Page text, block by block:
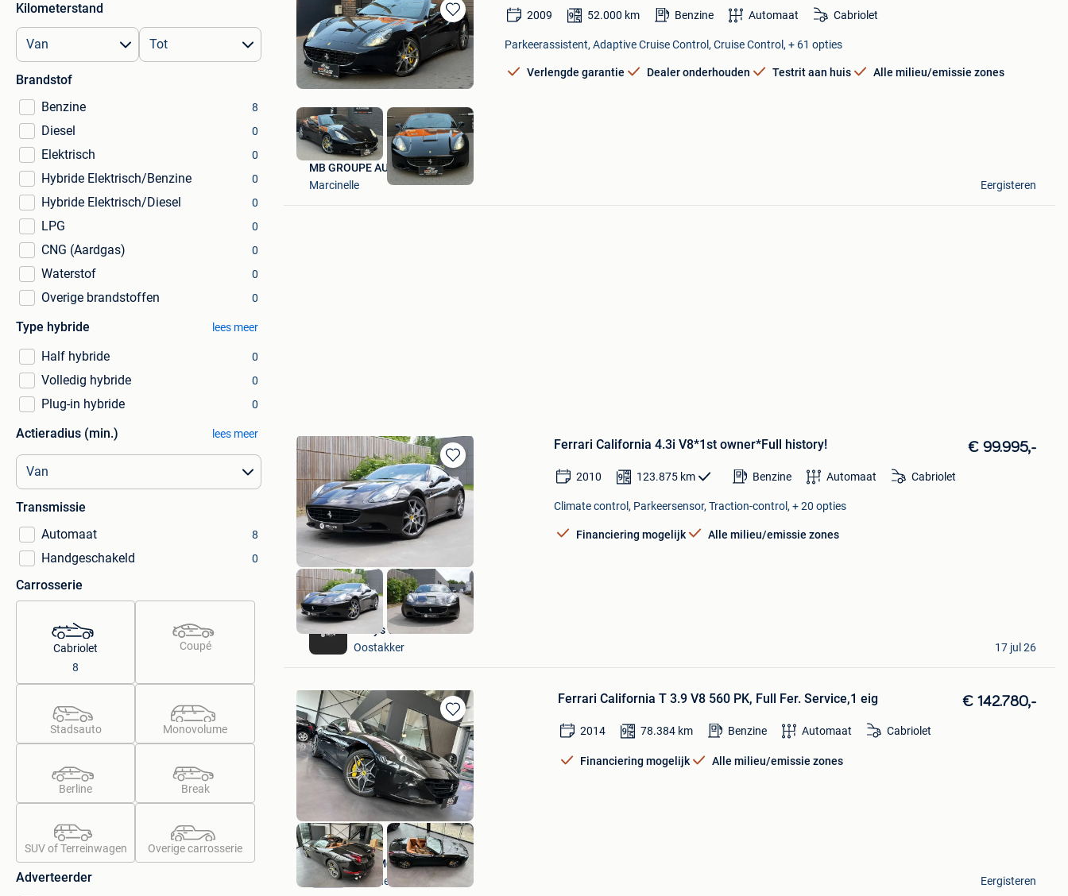
Kilometerstand
Brandstof
Benzine
8
Diesel 0
Elektrisch 0
Hybride Elektrisch/Benzine 0
Hybride Elektrisch/Diesel 0
LPG 0
CNG (Aardgas) 0
Waterstof 0
Overige brandstoffen 0
Type hybride lees meer
Half hybride 0
Volledig hybride 0
Plug-in hybride 0
Actieradius (min.) lees meer
Transmissie
Automaat
8
Handgeschakeld 0
Carrosserie
Cabriolet
8
Coupé
Stadsauto Monovolume
Berline Break
SUV of Terreinwagen Overige carrosserie
Adverteerder
Bewaren
Mijn
Favorieten
2009 52.000 km Benzine Automaat Cabriolet
Parkeerassistent, Adaptive Cruise Control, Cruise Control, + 61 opties
Verlengde garantie Dealer onderhouden Testrit aan huis Alle milieu/emissie zones
MB GROUPE AUTOMOBILE
Marcinelle
Eergisteren
Bewaren
in
Mijn
Favorieten
Ferrari California 4.3i V8*1st owner*Full history! € 99.995,-
2010 123.875 km Benzine Automaat Cabriolet
Climate control, Parkeersensor, Traction-control, + 20 opties
Financiering mogelijk Alle milieu/emissie zones
Kelly's Cars
Oostakker
17 jul 26
Bewaren
Mijn
Favorieten
Ferrari California T 3.9 V8 560 PK, Full Fer. Service,1 eig € 142.780,-
2014 78.384 km Benzine Automaat Cabriolet
Financiering mogelijk Alle milieu/emissie zones
B&o Motors
Kuurne
Eergisteren